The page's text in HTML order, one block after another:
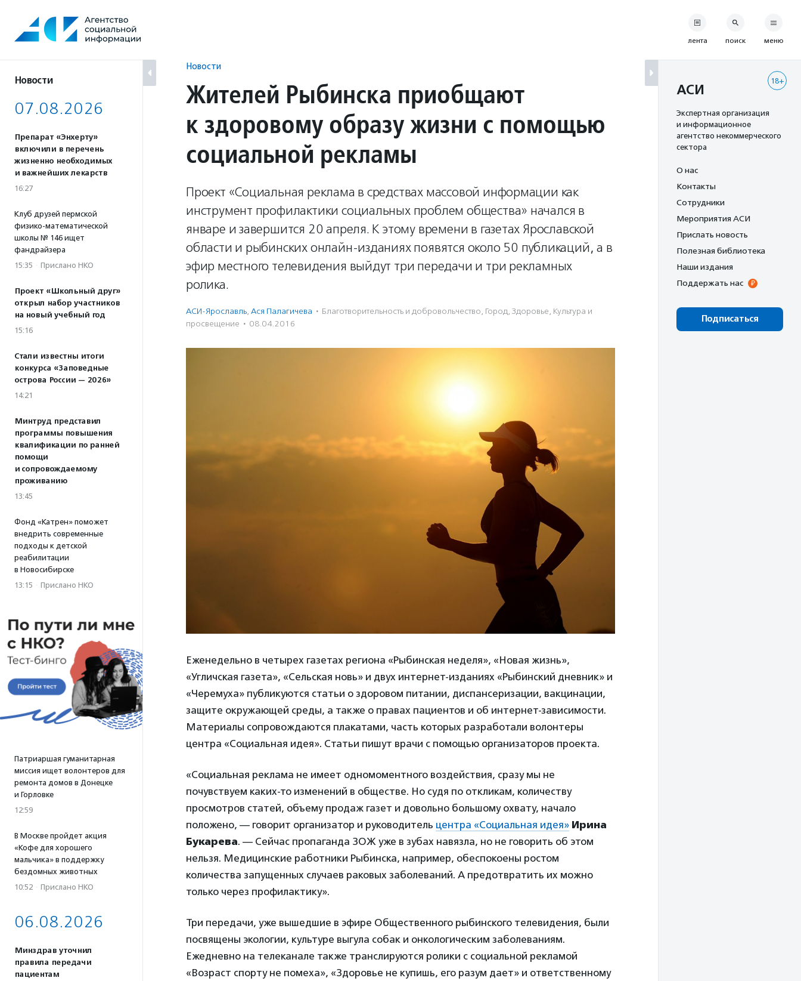
содержанию
Новости
07.08.2026
Препарат «Энхерту»
включили в перечень
жизненно необходимых
и важнейших лекарств
16:27
Клуб друзей пермской
физико-математической
школы № 146 ищет
фандрайзера
15:35 · Прислано НКО
Проект «Школьный друг»
открыл набор участников
на новый учебный год
15:16
Стали известны итоги
конкурса «Заповедные
острова России — 2026»
14:21
Минтруд представил
программы повышения
квалификации по ранней
помощи
и сопровождаемому
проживанию
13:45
Фонд «Катрен» поможет
внедрить современные
подходы к детской
реабилитации
в Новосибирске
13:15 · Прислано НКО
Патриаршая гуманитарная
миссия ищет волонтеров для
ремонта домов в Донецке
и Горловке
12:59
В Москве пройдет акция
«Кофе для хорошего
мальчика» в поддержку
бездомных животных
10:52 · Прислано НКО
06.08.2026
Минздрав уточнил
правила передачи
пациентам
Новости
Жителей Рыбинска приобщают
к здоровому образу жизни с помощью
социальной рекламы
Проект «Социальная реклама в средствах массовой информации как
инструмент профилактики социальных проблем общества» начался в
январе и завершится 20 апреля. К этому времени в газетах Ярославской
области и рыбинских онлайн-изданиях появятся около 50 публикаций, а в
эфир местного телевидения выйдут три передачи и три рекламных
ролика.
АСИ-Ярославль, Ася Палагичева · Благотвори­тель­ность и доброволь­чест­во, Город, Здоровье, Культура и
просвещение · 08.04.2016
Еженедельно в четырех газетах региона «Рыбинская неделя», «Новая жизнь»,
«Угличская газета», «Сельская новь» и двух интернет-изданиях «Рыбинский дневник» и
«Черемуха» публикуются статьи о здоровом питании, диспансеризации, вакцинации,
защите окружающей среды, а также о правах пациентов и об интернет-зависимости.
Материалы сопровождаются плакатами, часть которых разработали волонтеры
центра «Социальная идея». Статьи пишут врачи с помощью организаторов проекта.
«Социальная реклама не имеет одномоментного воздействия, сразу мы не
почувствуем каких-то изменений в обществе. Но судя по откликам, количеству
просмотров статей, объему продаж газет и довольно большому охвату, начало
положено, — говорит организатор и руководитель центра «Социальная идея» Ирина
Букарева. — Сейчас пропаганда ЗОЖ уже в зубах навязла, но не говорить об этом
нельзя. Медицинские работники Рыбинска, например, обеспокоены ростом
количества запущенных случаев раковых заболеваний. А предотвратить их можно
только через профилактику».
Три передачи, уже вышедшие в эфире Общественного рыбинского телевидения, были
посвящены экологии, культуре выгула собак и онкологическим заболеваниям.
Ежедневно на телеканале также транслируются ролики с социальной рекламой
«Возраст спорту не помеха», «Здоровье не купишь, его разум дает» и ответственному
лента поиск меню
18+
АСИ
Экспертная организация
и информационное
агентство некоммерческого
сектора
О нас
Контакты
Сотрудники
Мероприятия АСИ
Прислать новость
Полезная библиотека
Наши издания
Поддержать нас
Подписаться